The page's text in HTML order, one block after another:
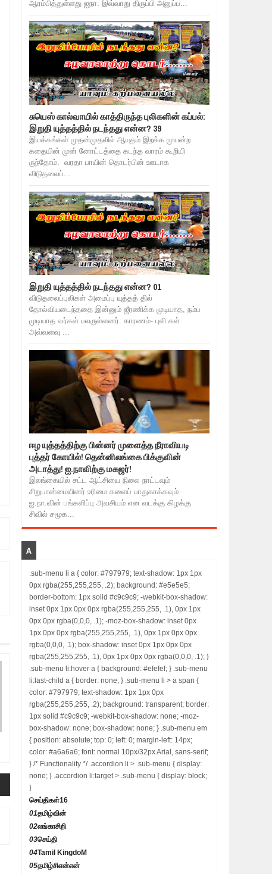
ஆரம்பித்துள்ளது ஐநா. இவ்வாறு திருப்பி அனுப்ப...
சுயெஸ் கால்வாயில் காத்திருந்த புலிகளின் கப்பல்:
இறுதி யுத்தத்தில் நடந்தது என்ன? 39
இயக்கங்கள் முதன்முதலில் ஆயுதம் இறக்க முயன்ற
கதையின் முன் னோட்டத்தை கடந்த வாரம் கூறியி
ருந்தோம். வரதா பாயின் தொடர்பின் ஊடாக
விடுதலைப்...
இறுதி யுத்தத்தில் நடந்தது என்ன? 01
விடுதலைப்புலிகள் அமைப்பு யுத்தத் தில்
தோல்வியடைந்ததை இன்னும் ஜீரணிக்க முடியாத, நம்ப
முடியாத வர்கள் பலருள்ளனர். காரணம்- புலி கள்
அவ்வளவு ...
ஈழ யுத்தத்திற்கு பின்னர் முளைத்த நீராவியடி
புத்தர் கோயில்! தென்னிலங்கை பிக்குவின்
அடாத்து! ஐ.நாவிற்கு மகஜர்!
இலங்கையில் சட்ட ஆட்சியை நிலை நாட்டவும்
சிறுபான்மையினர் உரிமை களைப் பாதுகாக்கவும்
ஐ.நா.வின் பங்களிப்பு அவசியம் என வடக்கு கிழக்கு
சிவில் சமூக...
A
.sub-menu li a { color: #797979; text-shadow: 1px 1px
0px rgba(255,255,255, .2); background: #e5e5e5;
border-bottom: 1px solid #c9c9c9; -webkit-box-shadow:
inset 0px 1px 0px 0px rgba(255,255,255, .1), 0px 1px
0px 0px rgba(0,0,0, .1); -moz-box-shadow: inset 0px
1px 0px 0px rgba(255,255,255, .1), 0px 1px 0px 0px
rgba(0,0,0, .1); box-shadow: inset 0px 1px 0px 0px
rgba(255,255,255, .1), 0px 1px 0px 0px rgba(0,0,0, .1); }
.sub-menu li:hover a { background: #efefef; } .sub-menu
li:last-child a { border: none; } .sub-menu li > a span {
color: #797979; text-shadow: 1px 1px 0px
rgba(255,255,255, .2); background: transparent; border:
1px solid #c9c9c9; -webkit-box-shadow: none; -moz-
box-shadow: none; box-shadow: none; } .sub-menu em
{ position: absolute; top: 0; left: 0; margin-left: 14px;
color: #a6a6a6; font: normal 10px/32px Arial, sans-serif;
} /* Functionality */ .accordion li > .sub-menu { display:
none; } .accordion li:target > .sub-menu { display: block;
}
செய்திகள்16
01தமிழ்வின்
02லங்காசிறி
03செய்தி
04Tamil KingdoM
05தமிழ்சிஎன்என்